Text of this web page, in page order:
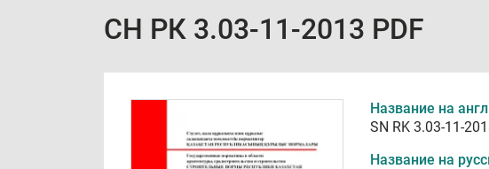
СН РК 3.03-11-2013 PDF
Название на
SN RK 3.03-11-
Название на